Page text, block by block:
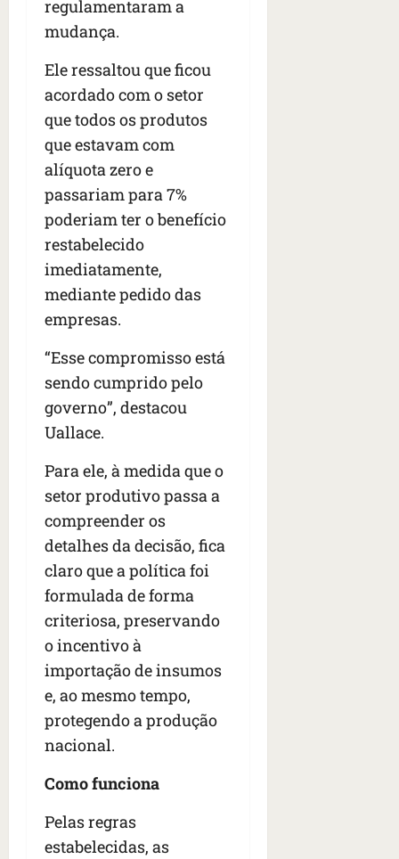
regulamentaram a
mudança.
Ele ressaltou que ficou
acordado com o setor
que todos os produtos
que estavam com
alíquota zero e
passariam para 7%
poderiam ter o benefício
restabelecido
imediatamente,
mediante pedido das
empresas.
“Esse compromisso está
sendo cumprido pelo
governo”, destacou
Uallace.
Para ele, à medida que o
setor produtivo passa a
compreender os
detalhes da decisão, fica
claro que a política foi
formulada de forma
criteriosa, preservando
o incentivo à
importação de insumos
e, ao mesmo tempo,
protegendo a produção
nacional.
Como funciona
Pelas regras
estabelecidas, as